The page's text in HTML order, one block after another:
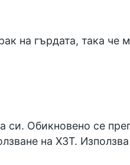
на гърдата, така че
си. Обикновено се
на ХЗТ.